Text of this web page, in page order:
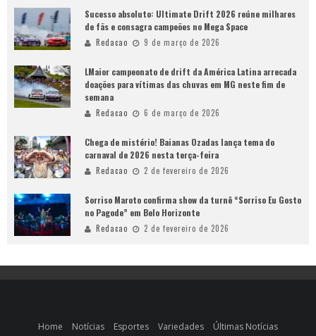
Sucesso absoluto: Ultimate Drift 2026 reúne milhares
de fãs e consagra campeões no Mega Space
Redacao 9 de março de 2026
LMaior campeonato de drift da América Latina arrecada
doações para vítimas das chuvas em MG neste fim de
semana
Redacao 6 de março de 2026
Chega de mistério! Baianas Ozadas lança tema do
carnaval de 2026 nesta terça-feira
Redacao 2 de fevereiro de 2026
Sorriso Maroto confirma show da turnê “Sorriso Eu Gosto
no Pagode” em Belo Horizonte
Redacao 2 de fevereiro de 2026
Home Notícias Esportes Variedades Últimas Notícias